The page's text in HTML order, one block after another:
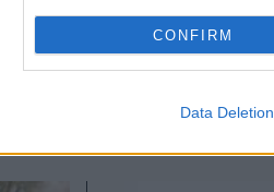
CONFIRM
Data Deletion